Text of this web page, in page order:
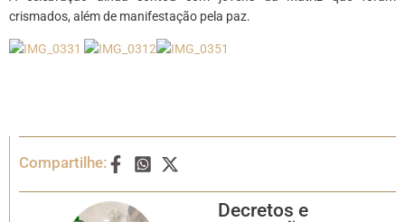
crismados, além de manifestação pela paz.
Compartilhe:
Decretos e